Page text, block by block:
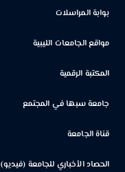
بوابة المراسلات
مواقع الجامعات الليبية
المكتبة الرقمية
جامعة سبها في المجتمع
قناة الجامعة
الحصاد الأخباري للجامعة (فيديو)